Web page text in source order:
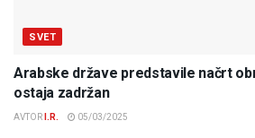
SVET
Arabske države predstavile načrt
ostaja zadržan
AVTOR I.R. 05/03/2025